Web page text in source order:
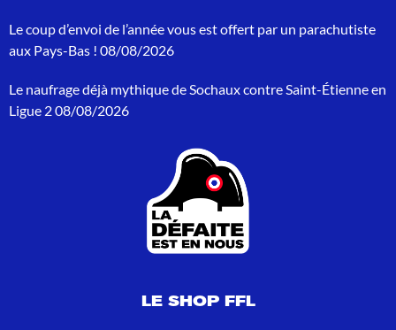
o
u
:
Le coup d’envoi de l’année vous est offert par un parachutiste
aux Pays-Bas ! 08/08/2026
Le naufrage déjà mythique de Sochaux contre Saint-Étienne en
Ligue 208/08/2026
LE SHOP FFL